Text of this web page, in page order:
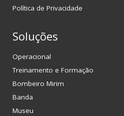
Política de Privacidade
Soluções
Operacional
Treinamento e Formação
Bombeiro Mirim
Banda
Museu